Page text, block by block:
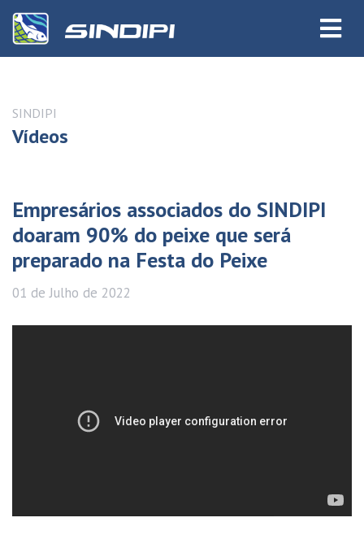
SINDIPI
Vídeos
Empresários associados do SINDIPI
doaram 90% do peixe que será
preparado na Festa do Peixe
01 deJulho de 2022